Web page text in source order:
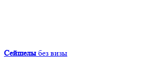
Сейшелы без визы